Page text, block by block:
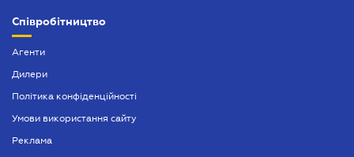
Співробітництво
Агенти
Дилери
Політика конфіденційності
Умови використання сайту
Реклама